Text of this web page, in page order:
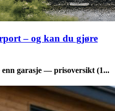
– og kan du gjøre
garasje — prisoversikt (1...